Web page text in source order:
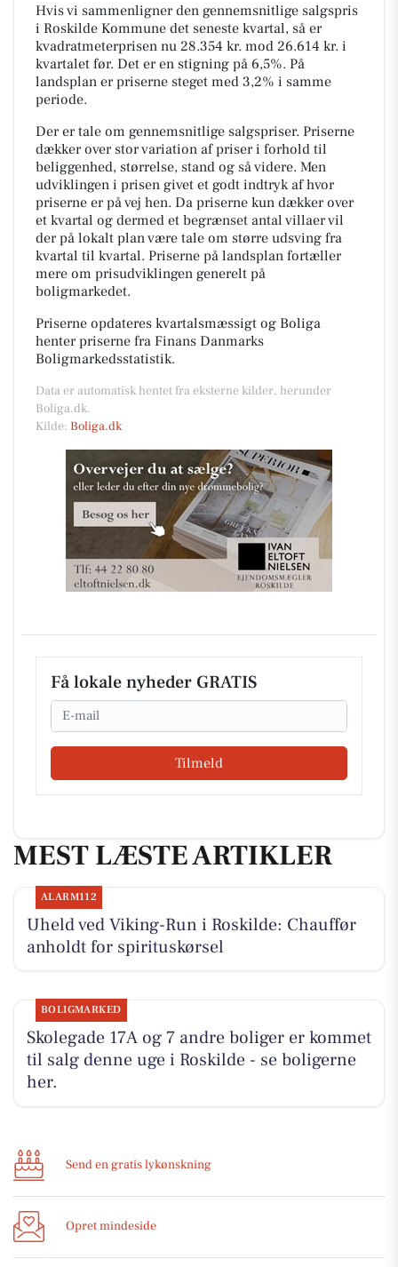
Hvis vi sammenligner den gennemsnitlige salgspris
i Roskilde Kommune det seneste kvartal, så er
kvadratmeterprisen nu 28.354 kr. mod 26.614 kr. i
kvartalet før. Det er en stigning på 6,5%. På
landsplan er priserne steget med 3,2% i samme
periode.
Der er tale om gennemsnitlige salgspriser. Priserne
dækker over stor variation af priser i forhold til
beliggenhed, størrelse, stand og så videre. Men
udviklingen i prisen givet et godt indtryk af hvor
priserne er på vej hen. Da priserne kun dækker over
et kvartal og dermed et begrænset antal villaer vil
der på lokalt plan være tale om større udsving fra
kvartal til kvartal. Priserne på landsplan fortæller
mere om prisudviklingen generelt på
boligmarkedet.
Priserne opdateres kvartalsmæssigt og Boliga
henter priserne fra Finans Danmarks
Boligmarkedsstatistik.
Data er automatisk hentet fra eksterne kilder, herunder
Boliga.dk.
Kilde: Boliga.dk
Få lokale nyheder GRATIS
Email
Tilmeld
MEST LÆSTE ARTIKLER
ALARM112
Uheld ved Viking-Run i Roskilde: Chauffør
anholdt for spirituskørsel
BOLIGMARKED
Skolegade 17A og 7 andre boliger er kommet
til salg denne uge i Roskilde - se boligerne
her.
Send en gratis lykønskning
Opret mindeside